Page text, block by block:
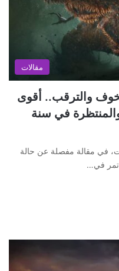
مقالات
والترقب.. أقوى
في سنة
ما يقرب من 3 سنوات، في مقالة مفصلة عن حالة
تمر في…